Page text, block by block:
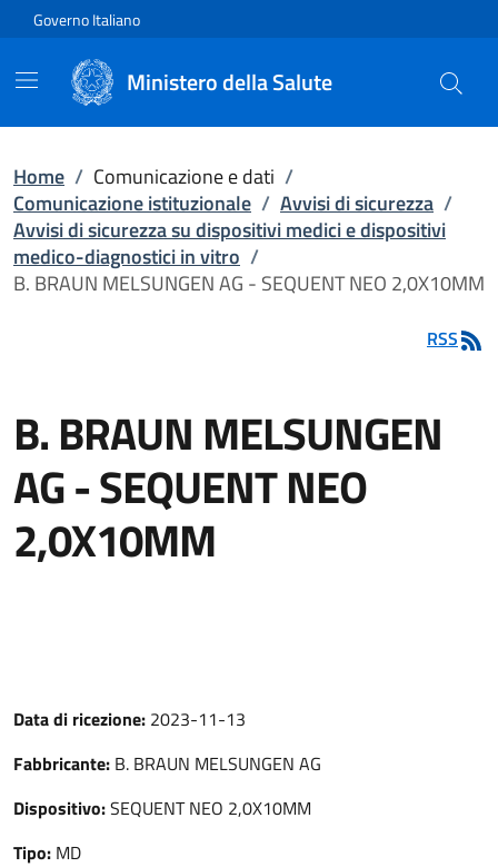
Vai direttamente al contenuto
Governo Italiano
Ministero della Salute
Home / Comunicazione e dati /
Comunicazione istituzionale / Avvisi di sicurezza /
Avvisi di sicurezza su dispositivi medici e dispositivi
medico-diagnostici in vitro /
B. BRAUN MELSUNGEN AG - SEQUENT NEO 2,0X10MM
RSS
B. BRAUN MELSUNGEN
AG - SEQUENT NEO
2,0X10MM
Data di ricezione: 2023-11-13
Fabbricante: B. BRAUN MELSUNGEN AG
Dispositivo:SEQUENT NEO 2,0X10MM
Tipo: MD